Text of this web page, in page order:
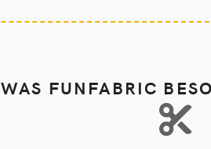
WAS FUNFABRIC